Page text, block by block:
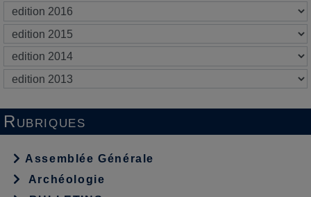
Rubriques
Assemblée Générale
Archéologie